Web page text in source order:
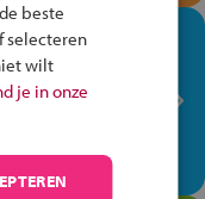
je op je
jouw talent
waar elke dag
beste
selecteren
wilt
je in onze